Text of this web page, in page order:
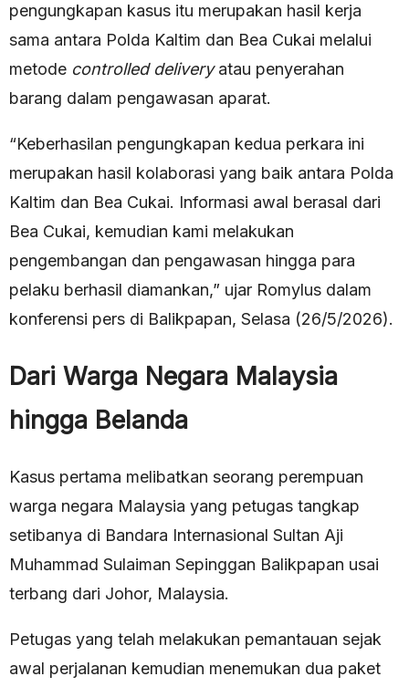
pengungkapan kasus itu merupakan hasil kerja
sama antara Polda Kaltim dan Bea Cukai melalui
metode controlled deliveryatau penyerahan
barang dalam pengawasan aparat.
“Keberhasilan pengungkapan kedua perkara ini
merupakan hasil kolaborasi yang baik antara Polda
Kaltim dan Bea Cukai. Informasi awal berasal dari
Bea Cukai, kemudian kami melakukan
pengembangan dan pengawasan hingga para
pelaku berhasil diamankan,” ujar Romylus dalam
konferensi pers di Balikpapan, Selasa (26/5/2026).
Dari Warga Negara Malaysia
hingga Belanda
Kasus pertama melibatkan seorang perempuan
warga negara Malaysia yang petugas tangkap
setibanya di Bandara Internasional Sultan Aji
Muhammad Sulaiman Sepinggan Balikpapan usai
terbang dari Johor, Malaysia.
Petugas yang telah melakukan pemantauan sejak
awal perjalanan kemudian menemukan dua paket